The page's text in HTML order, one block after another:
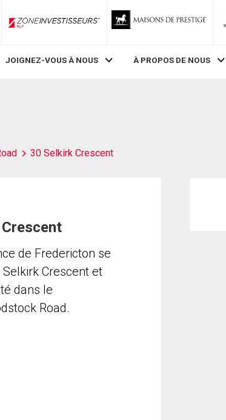
ZoneInvestisseurs RLP
JOIGNEZ-VOUS À NOUS À PROPOS DE NOUS
30 Selkirk Crescent
de Fredericton se
Crescent et
dans le
Road.